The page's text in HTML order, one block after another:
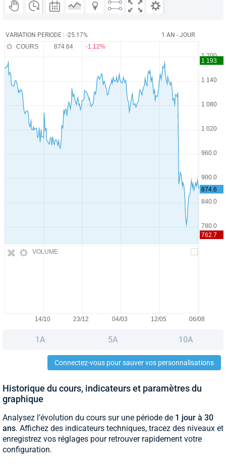
VARIATION PERIODE : -25.17% 1 AN - JOUR
VOLUME
COURS 874.64 -1.12%
1A 5A 10A
Connectez-vous pour sauver vos personnalisations
Historique du cours, indicateurs et paramètres du
graphique
Analysez l’évolution du cours sur une période de 1 jour à 30
ans. Affichez des indicateurs techniques, tracez des niveaux et
enregistrez vos réglages pour retrouver rapidement votre
configuration.